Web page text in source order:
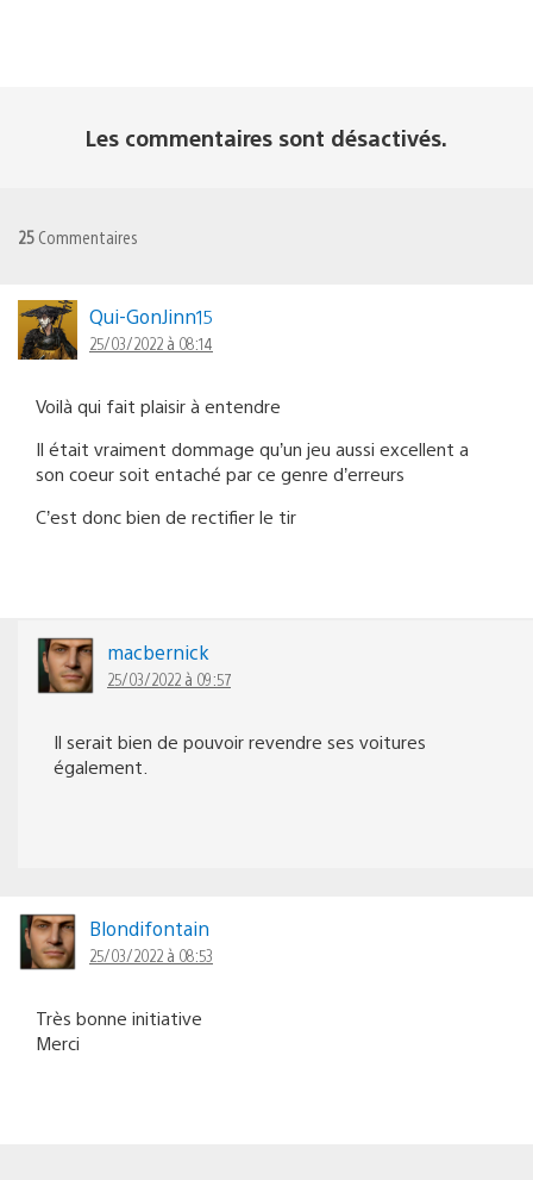
Les commentaires sont désactivés.
25 Commentaires
Qui-GonJinn15
25/03/2022 à 08:14
Voilà qui fait plaisir à entendre
Il était vraiment dommage qu’un jeu aussi excellent a
son coeur soit entaché par ce genre d’erreurs
C’est donc bien de rectifier le tir
macbernick
25/03/2022 à 09:57
Il serait bien de pouvoir revendre ses voitures
également.
Blondifontain
25/03/2022 à 08:53
Très bonne initiative
Merci